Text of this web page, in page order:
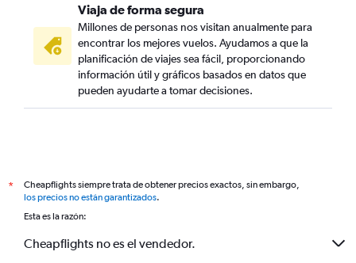
Viaja de forma segura
Millones de personas nos visitan anualmente para
encontrar los mejores vuelos. Ayudamos a que la
planificación de viajes sea fácil, proporcionando
información útil y gráficos basados en datos que
pueden ayudarte a tomar decisiones.
*
Cheapflights siempre trata de obtener precios exactos, sin embargo,
los precios no están garantizados.
Esta es la razón:
Cheapflights no es el vendedor.